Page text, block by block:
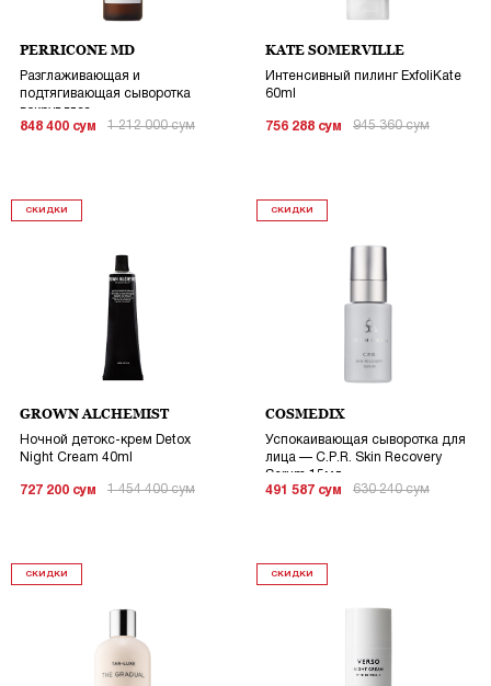
PERRICONE MD
Разглаживающая и
подтягивающая сыворотка
вокруг глаз
848 400 сум 1 212 000сум
KATE SOMERVILLE
Интенсивный пилинг ExfoliKate
60ml
756 288 сум 945 360сум
СКИДКИ
GROWN ALCHEMIST
Ночной детокс-крем Detox
Night Cream 40ml
727 200 сум 1 454 400сум
СКИДКИ
COSMEDIX
Успокаивающая сыворотка для
лица — C.P.R. Skin Recovery
Serum 15мл
491 587 сум 630 240сум
СКИДКИ СКИДКИ